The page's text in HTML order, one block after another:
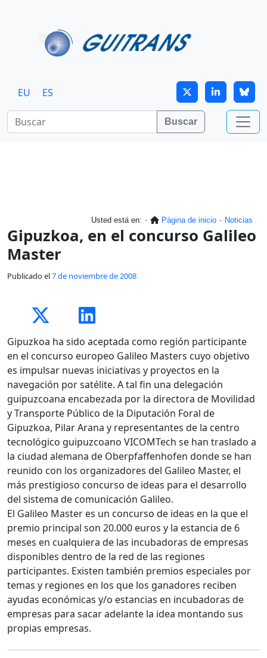
EU ES
Buscar
Usted está en: Página de inicio Noticias
Gipuzkoa, en el concurso Galileo
Master
Publicado el7 de noviembre de 2008
Gipuzkoa ha sido aceptada como región participante
en el concurso europeo Galileo Masters cuyo objetivo
es impulsar nuevas iniciativas y proyectos en la
navegación por satélite. A tal fin una delegación
guipuzcoana encabezada por la directora de Movilidad
y Transporte Público de la Diputación Foral de
Gipuzkoa, Pilar Arana y representantes de la centro
tecnológico guipuzcoano VICOMTech se han traslado a
la ciudad alemana de Oberpfaffenhofen donde se han
reunido con los organizadores del Galileo Master, el
más prestigioso concurso de ideas para el desarrollo
del sistema de comunicación Galileo.
El Galileo Master es un concurso de ideas en la que el
premio principal son 20.000 euros y la estancia de 6
meses en cualquiera de las incubadoras de empresas
disponibles dentro de la red de las regiones
participantes. Existen también premios especiales por
temas y regiones en los que los ganadores reciben
ayudas económicas y/o estancias en incubadoras de
empresas para sacar adelante la idea montando sus
propias empresas.